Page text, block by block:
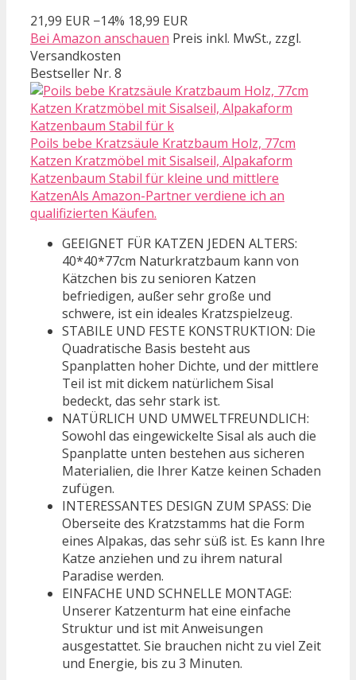
21,99 EUR −14% 18,99 EUR
Bei Amazon anschauen Preis inkl. MwSt., zzgl.
Versandkosten
Bestseller Nr. 8
Poils bebe Kratzsäule Kratzbaum Holz, 77cm
Katzen Kratzmöbel mit Sisalseil, Alpakaform
Katzenbaum Stabil für kleine und mittlere
KatzenAls Amazon-Partner verdiene ich an
qualifizierten Käufen.
GEEIGNET FÜR KATZEN JEDEN ALTERS:
40*40*77cm Naturkratzbaum kann von
Kätzchen bis zu senioren Katzen
befriedigen, außer sehr große und
schwere, ist ein ideales Kratzspielzeug.
STABILE UND FESTE KONSTRUKTION: Die
Quadratische Basis besteht aus
Spanplatten hoher Dichte, und der mittlere
Teil ist mit dickem natürlichem Sisal
bedeckt, das sehr stark ist.
NATÜRLICH UND UMWELTFREUNDLICH:
Sowohl das eingewickelte Sisal als auch die
Spanplatte unten bestehen aus sicheren
Materialien, die Ihrer Katze keinen Schaden
zufügen.
INTERESSANTES DESIGN ZUM SPASS: Die
Oberseite des Kratzstamms hat die Form
eines Alpakas, das sehr süß ist. Es kann Ihre
Katze anziehen und zu ihrem natural
Paradise werden.
EINFACHE UND SCHNELLE MONTAGE:
Unserer Katzenturm hat eine einfache
Struktur und ist mit Anweisungen
ausgestattet. Sie brauchen nicht zu viel Zeit
und Energie, bis zu 3 Minuten.